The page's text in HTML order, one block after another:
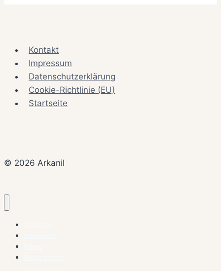
Kontakt
Impressum
Datenschutzerklärung
Cookie-Richtlinie (EU)
Startseite
© 2026 Arkanil